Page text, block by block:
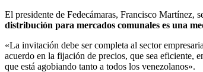
El presidente de Fedecámaras, Francisco Martínez,
distribución para mercados comunales es una
«La invitación debe ser completa al sector
acuerdo en la fijación de precios, que sea eficiente,
que está agobiando tanto a todos los venezolanos».